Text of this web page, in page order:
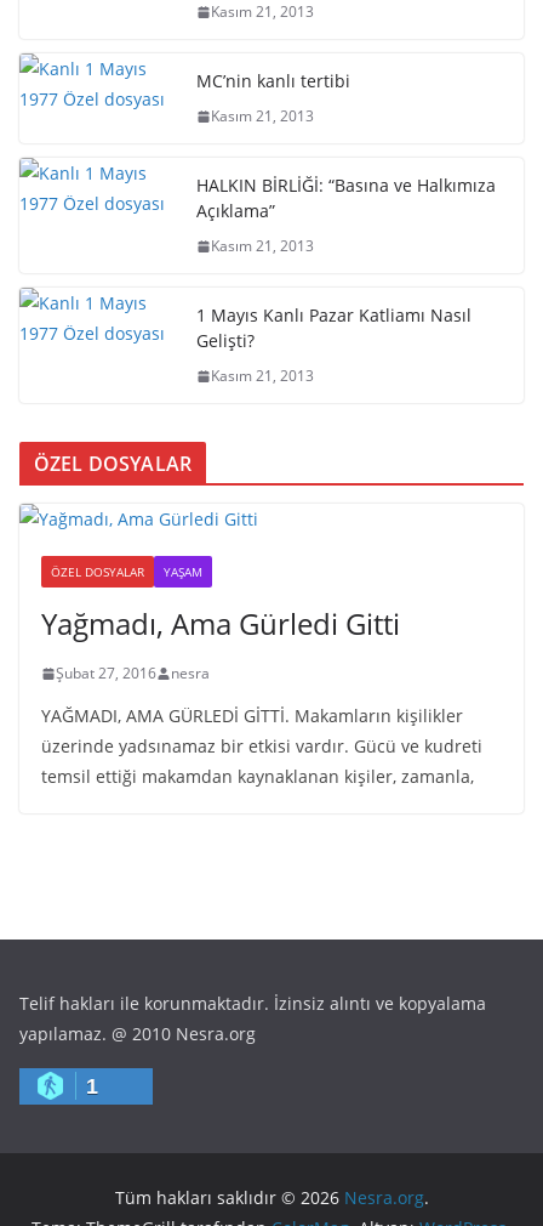
Kasım 21, 2013
MC’nin kanlı tertibi
Kasım 21, 2013
HALKIN BİRLİĞİ: “Basına ve Halkımıza
Açıklama”
Kasım 21, 2013
1 Mayıs Kanlı Pazar Katliamı Nasıl
Gelişti?
Kasım 21, 2013
ÖZEL DOSYALAR
ÖZEL DOSYALAR YAŞAM
Yağmadı, Ama Gürledi Gitti
Şubat 27, 2016 nesra
YAĞMADI, AMA GÜRLEDİ GİTTİ. Makamların kişilikler
üzerinde yadsınamaz bir etkisi vardır. Gücü ve kudreti
temsil ettiği makamdan kaynaklanan kişiler, zamanla,
Telif hakları ile korunmaktadır. İzinsiz alıntı ve kopyalama
yapılamaz. @ 2010 Nesra.org
1
Tüm hakları saklıdır © 2026 Nesra.org.